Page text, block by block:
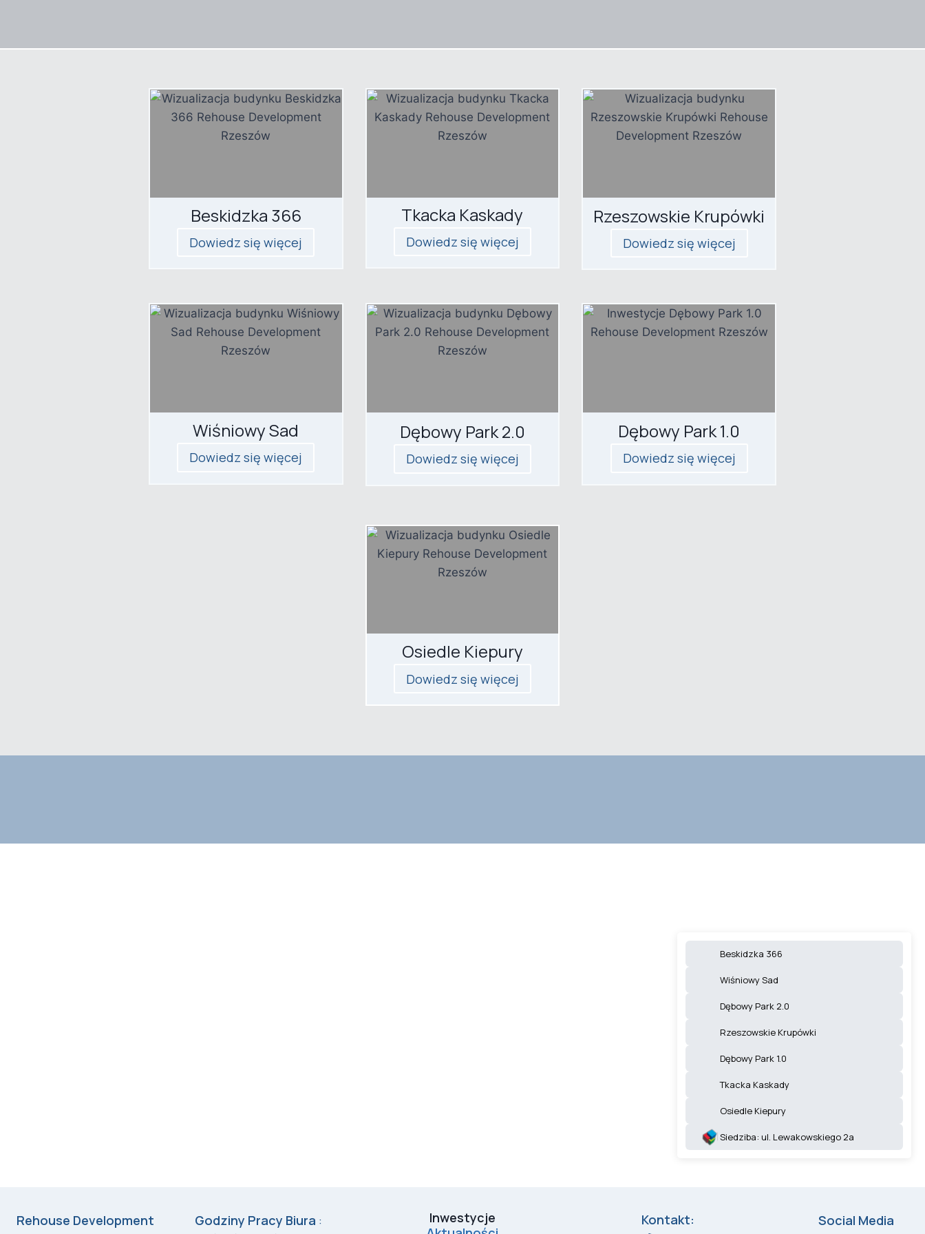
Beskidzka 366
Dowiedz się więcej
Tkacka Kaskady
Dowiedz się więcej
Rzeszowskie Krupówki
Dowiedz się więcej
Wiśniowy Sad
Dowiedz się więcej
Dębowy Park 2.0
Dowiedz się więcej
Dębowy Park 1.0
Dowiedz się więcej
Osiedle Kiepury
Dowiedz się więcej
Beskidzka 366
Wiśniowy Sad
Dębowy Park 2.0
Rzeszowskie Krupówki
Dębowy Park 1.0
Tkacka Kaskady
Osiedle Kiepury
Siedziba: ul. Lewakowskiego 2a
Rehouse Development Godziny Pracy Biura :
Inwestycje
Kontakt: Social Media